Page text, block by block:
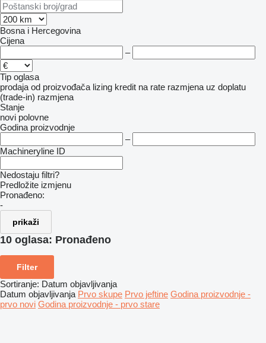
Bosna i Hercegovina
Cijena
–
Tip oglasa
prodaja od proizvođača lizing kredit na rate razmjena uz doplatu
(trade-in) razmjena
Stanje
novi polovne
Godina proizvodnje
–
Machineryline ID
Nedostaju filtri?
Predložite izmjenu
Pronađeno:
-
prikaži
10 oglasa: Pronađeno
Filter
Sortiranje: Datum objavljivanja
Datum objavljivanja Prvo skupe Prvo jeftine Godina proizvodnje -
prvo novi Godina proizvodnje - prvo stare